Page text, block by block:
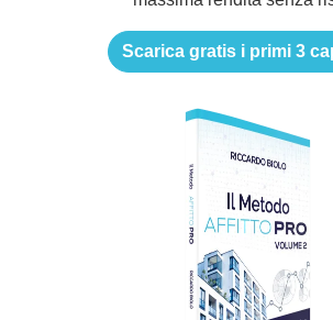
Scarica gratis i primi 3